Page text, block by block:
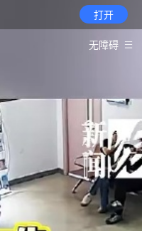
打开
无障碍